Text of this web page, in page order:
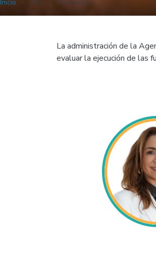
Inicio ANM Presidencia
La administración de la
evaluar la ejecución de las